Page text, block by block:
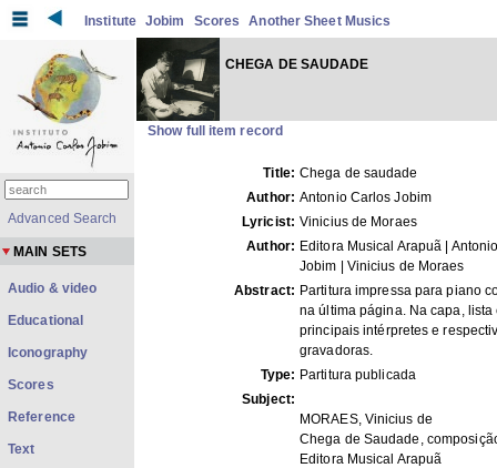
Institute Jobim Scores Another Sheet Musics
CHEGA DE SAUDADE
Show full item record
Title: Chega de saudade
Author: Antonio Carlos Jobim
Lyricist: Vinicius de Moraes
Author: Editora Musical Arapuã |
Jobim | Vinicius de Moraes
Abstract: Partitura impressa para piano
na última página. Na capa, lista
principais intérpretes e
gravadoras.
Type: Partitura publicada
Subject:
MORAES, Vinicius de
Chega de Saudade,
Editora Musical Arapuã
Advanced Search
MAIN SETS
Audio & video
Educational
Iconography
Scores
Reference
Text